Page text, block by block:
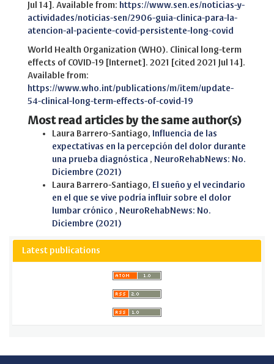
Jul 14]. Available from: https://www.sen.es/noticias-y-
actividades/noticias-sen/2906-guia-clinica-para-la-
atencion-al-paciente-covid-persistente-long-covid
World Health Organization (WHO). Clinical long-term
effects of COVID-19 [Internet]. 2021 [cited 2021 Jul 14].
Available from:
https://www.who.int/publications/m/item/update-
54-clinical-long-term-effects-of-covid-19
Most read articles by the same author(s)
Laura Barrero-Santiago, Influencia de las
expectativas en la percepción del dolor durante
una prueba diagnóstica , NeuroRehabNews: No.
Diciembre (2021)
Laura Barrero-Santiago, El sueño y el vecindario
en el que se vive podría influir sobre el dolor
lumbar crónico , NeuroRehabNews: No.
Diciembre (2021)
Latest publications